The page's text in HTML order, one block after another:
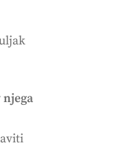
njega